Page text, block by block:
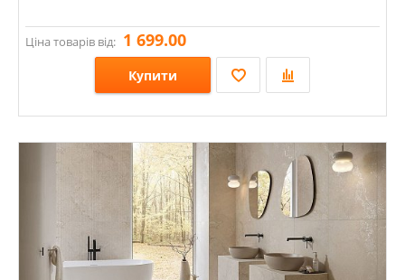
Ціна товарів від: 1 699.00
Купити
Розміри: 598х1198; 598х598;
Стилі: Під камінь;
Кольори: